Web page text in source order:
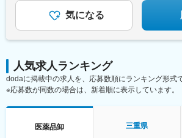
出雲市駅、高野駅、西富井駅、周防下郷
島県)、北久米駅、北宇和島駅、伏石駅、
気になる
人気求人ランキング
dodaに掲載中の求人を、応募数順にランキング形式
※応募数が同数の場合は、新着順に表示しています。
医薬品卸 三重県